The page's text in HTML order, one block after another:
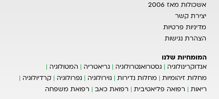
אשכולות מאז 2006
יצירת קשר
מדיניות פרטיות
הצהרת נגישות
המומחיות שלנו
אנדוקרינולוגיה
גסטרואנטרולוגיה גריאטריה
המטולוגיה
מחלות זיהומיות
מחלות נדירות נוירולוגיה נפרולוגיה
קרדיולוגיה
ריאות
רפואה פליאטיבית רפואת כאב רפואת משפחה